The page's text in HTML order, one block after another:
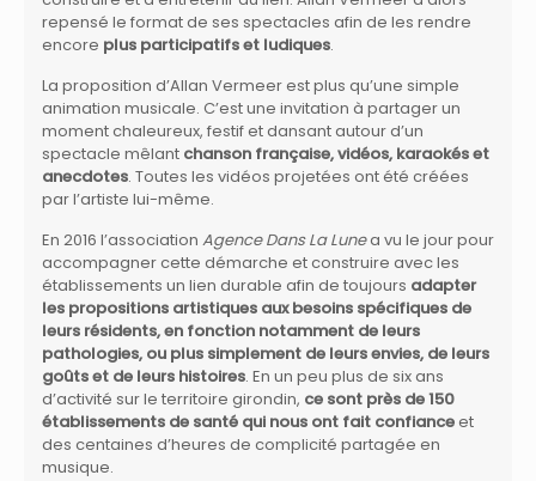
repensé le format de ses spectacles afin de les rendre
encore plus participatifs et ludiques.
La proposition d’Allan Vermeer est plus qu’une simple
animation musicale. C’est une invitation à partager un
moment chaleureux, festif et dansant autour d’un
spectacle mêlant chanson française, vidéos, karaokés et
anecdotes. Toutes les vidéos projetées ont été créées
par l’artiste lui-même.
En 2016 l’association Agence Dans La Lunea vu le jour pour
accompagner cette démarche et construire avec les
établissements un lien durable afin de toujours adapter
les propositions artistiques aux besoins spécifiques de
leurs résidents, en fonction notamment de leurs
pathologies, ou plus simplement de leurs envies, de leurs
goûts et de leurs histoires. En un peu plus de six ans
d’activité sur le territoire girondin, ce sont près de 150
établissements de santé qui nous ont fait confianceet
des centaines d’heures de complicité partagée en
musique.